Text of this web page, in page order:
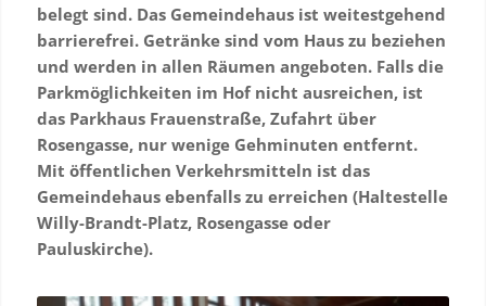
belegt sind. Das Gemeindehaus ist weitestgehend
barrierefrei. Getränke sind vom Haus zu beziehen
und werden in allen Räumen angeboten. Falls die
Parkmöglichkeiten im Hof nicht ausreichen, ist
das Parkhaus Frauenstraße, Zufahrt über
Rosengasse, nur wenige Gehminuten entfernt.
Mit öffentlichen Verkehrsmitteln ist das
Gemeindehaus ebenfalls zu erreichen (Haltestelle
Willy-Brandt-Platz, Rosengasse oder
Pauluskirche).